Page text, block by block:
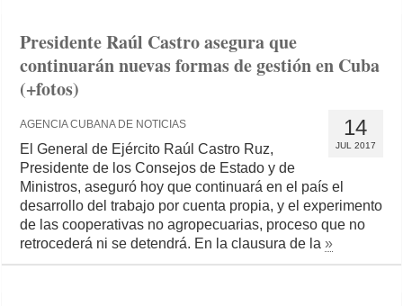
Presidente Raúl Castro asegura que
continuarán nuevas formas de gestión en Cuba
(+fotos)
14
JUL 2017
AGENCIA CUBANA DE NOTICIAS
El General de Ejército Raúl Castro Ruz,
Presidente de los Consejos de Estado y de
Ministros, aseguró hoy que continuará en el país el
desarrollo del trabajo por cuenta propia, y el experimento
de las cooperativas no agropecuarias, proceso que no
retrocederá ni se detendrá. En la clausura de la»